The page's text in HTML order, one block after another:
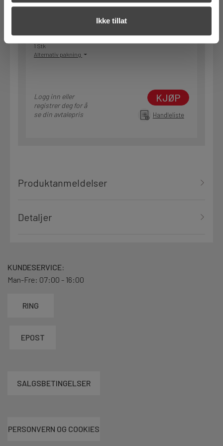
Ikke tillat
1 Stk
Alternativ pakning
Logg inn eller
registrer deg for å
se din avtalepris
KJØP
Handleliste
Produktanmeldelser
Detaljer
KUNDESERVICE:
Man-Fre: 07:00 - 16:00
RING
EPOST
SALGSBETINGELSER
PERSONVERN OG COOKIES